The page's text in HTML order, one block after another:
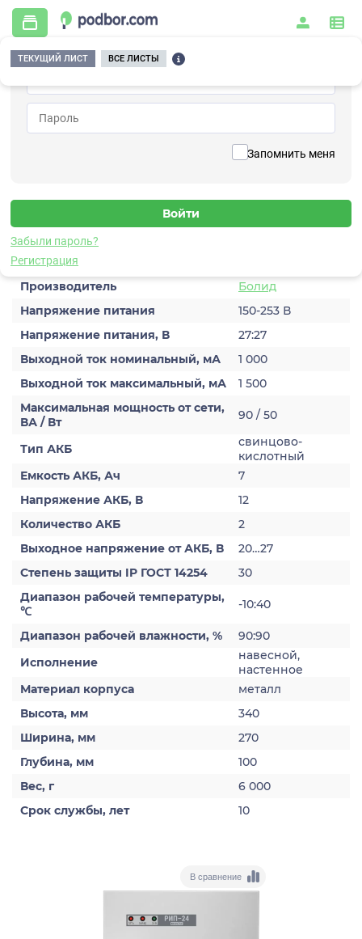
Запомнить меня
Забыли пароль?
Регистрация
ТЕКУЩИЙ ЛИСТ ВСЕ ЛИСТЫ
Главная / Системы питания и энергетики / Источники бесперебойного питания
РИП-24 исп.02
Источник бесперебойного питания
Характеристики
Производитель
Болид
Напряжение питания
150-253 В
Напряжение питания, В
27:27
Выходной ток номинальный, мА
1 000
Выходной ток максимальный, мА
1 500
Максимальная мощность от сети,
ВА / Вт
90 / 50
Тип АКБ
свинцово-
кислотный
Емкость АКБ, Ач
7
Напряжение АКБ, В
12
Количество АКБ
2
Выходное напряжение от АКБ, В
20…27
Степень защиты IP ГОСТ 14254
30
Диапазон рабочей температуры,
℃
-10:40
Диапазон рабочей влажности, %
90:90
Исполнение
навесной,
настенное
Материал корпуса
металл
Высота, мм
340
Ширина, мм
270
Глубина, мм
100
Вес, г
6 000
Срок службы, лет
10
В сравнение